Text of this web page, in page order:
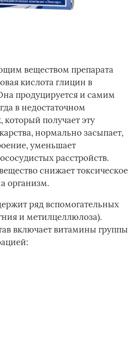
веществом препарата
кислота глицин в
продуцируется и самим
в недостаточном
который получает эту
нормально засыпает,
уменьшает
расстройств.
снижает токсическое
организм.
ряд вспомогательных
и метилцеллюлоза).
включает витамины группы